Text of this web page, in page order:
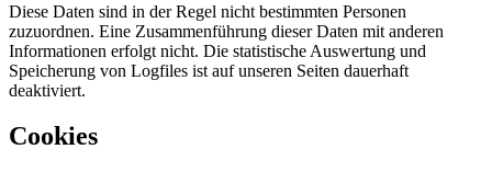
Diese Daten sind in der Regel nicht bestimmten Personen
zuzuordnen. Eine Zusammenführung dieser Daten mit anderen
Informationen erfolgt nicht. Die statistische Auswertung und
Speicherung von Logfiles ist auf unseren Seiten dauerhaft
deaktiviert.
Cookies